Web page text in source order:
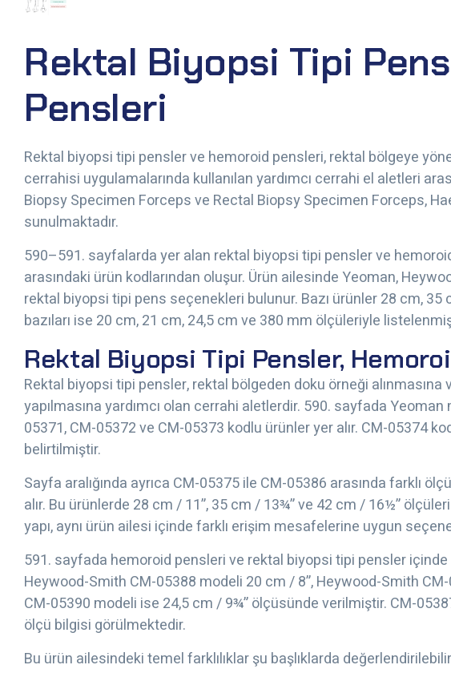
Rektal Biyopsi Tipi
Pensleri
Rektal biyopsi tipi pensler ve hemoroid pensleri, rektal bölgeye
cerrahisi uygulamalarında kullanılan yardımcı cerrahi el aletleri
Biopsy Specimen Forceps ve Rectal Biopsy Specimen Forceps,
sunulmaktadır.
590–591. sayfalarda yer alan rektal biyopsi tipi pensler ve
arasındaki ürün kodlarından oluşur. Ürün ailesinde Yeoman,
rektal biyopsi tipi pens seçenekleri bulunur. Bazı ürünler 28 cm,
bazıları ise 20 cm, 21 cm, 24,5 cm ve 380 mm ölçüleriyle
Rektal Biyopsi Tipi Pensler,
Rektal biyopsi tipi pensler, rektal bölgeden doku örneği
yapılmasına yardımcı olan cerrahi aletlerdir. 590. sayfada
05371, CM-05372 ve CM-05373 kodlu ürünler yer alır. CM-05374
belirtilmiştir.
Sayfa aralığında ayrıca CM-05375 ile CM-05386 arasında farklı
alır. Bu ürünlerde 28 cm / 11”, 35 cm / 13¾” ve 42 cm / 16½”
yapı, aynı ürün ailesi içinde farklı erişim mesafelerine uygun
591. sayfada hemoroid pensleri ve rektal biyopsi tipi pensler
Heywood-Smith CM-05388 modeli 20 cm / 8”, Heywood-Smith
CM-05390 modeli ise 24,5 cm / 9¾” ölçüsünde verilmiştir. CM-
ölçü bilgisi görülmektedir.
Bu ürün ailesindeki temel farklılıklar şu başlıklarda